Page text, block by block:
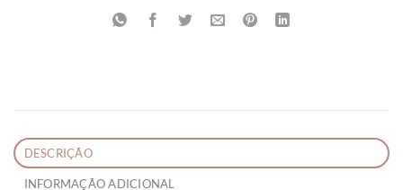
DESCRIÇÃO
INFORMAÇÃO ADICIONAL